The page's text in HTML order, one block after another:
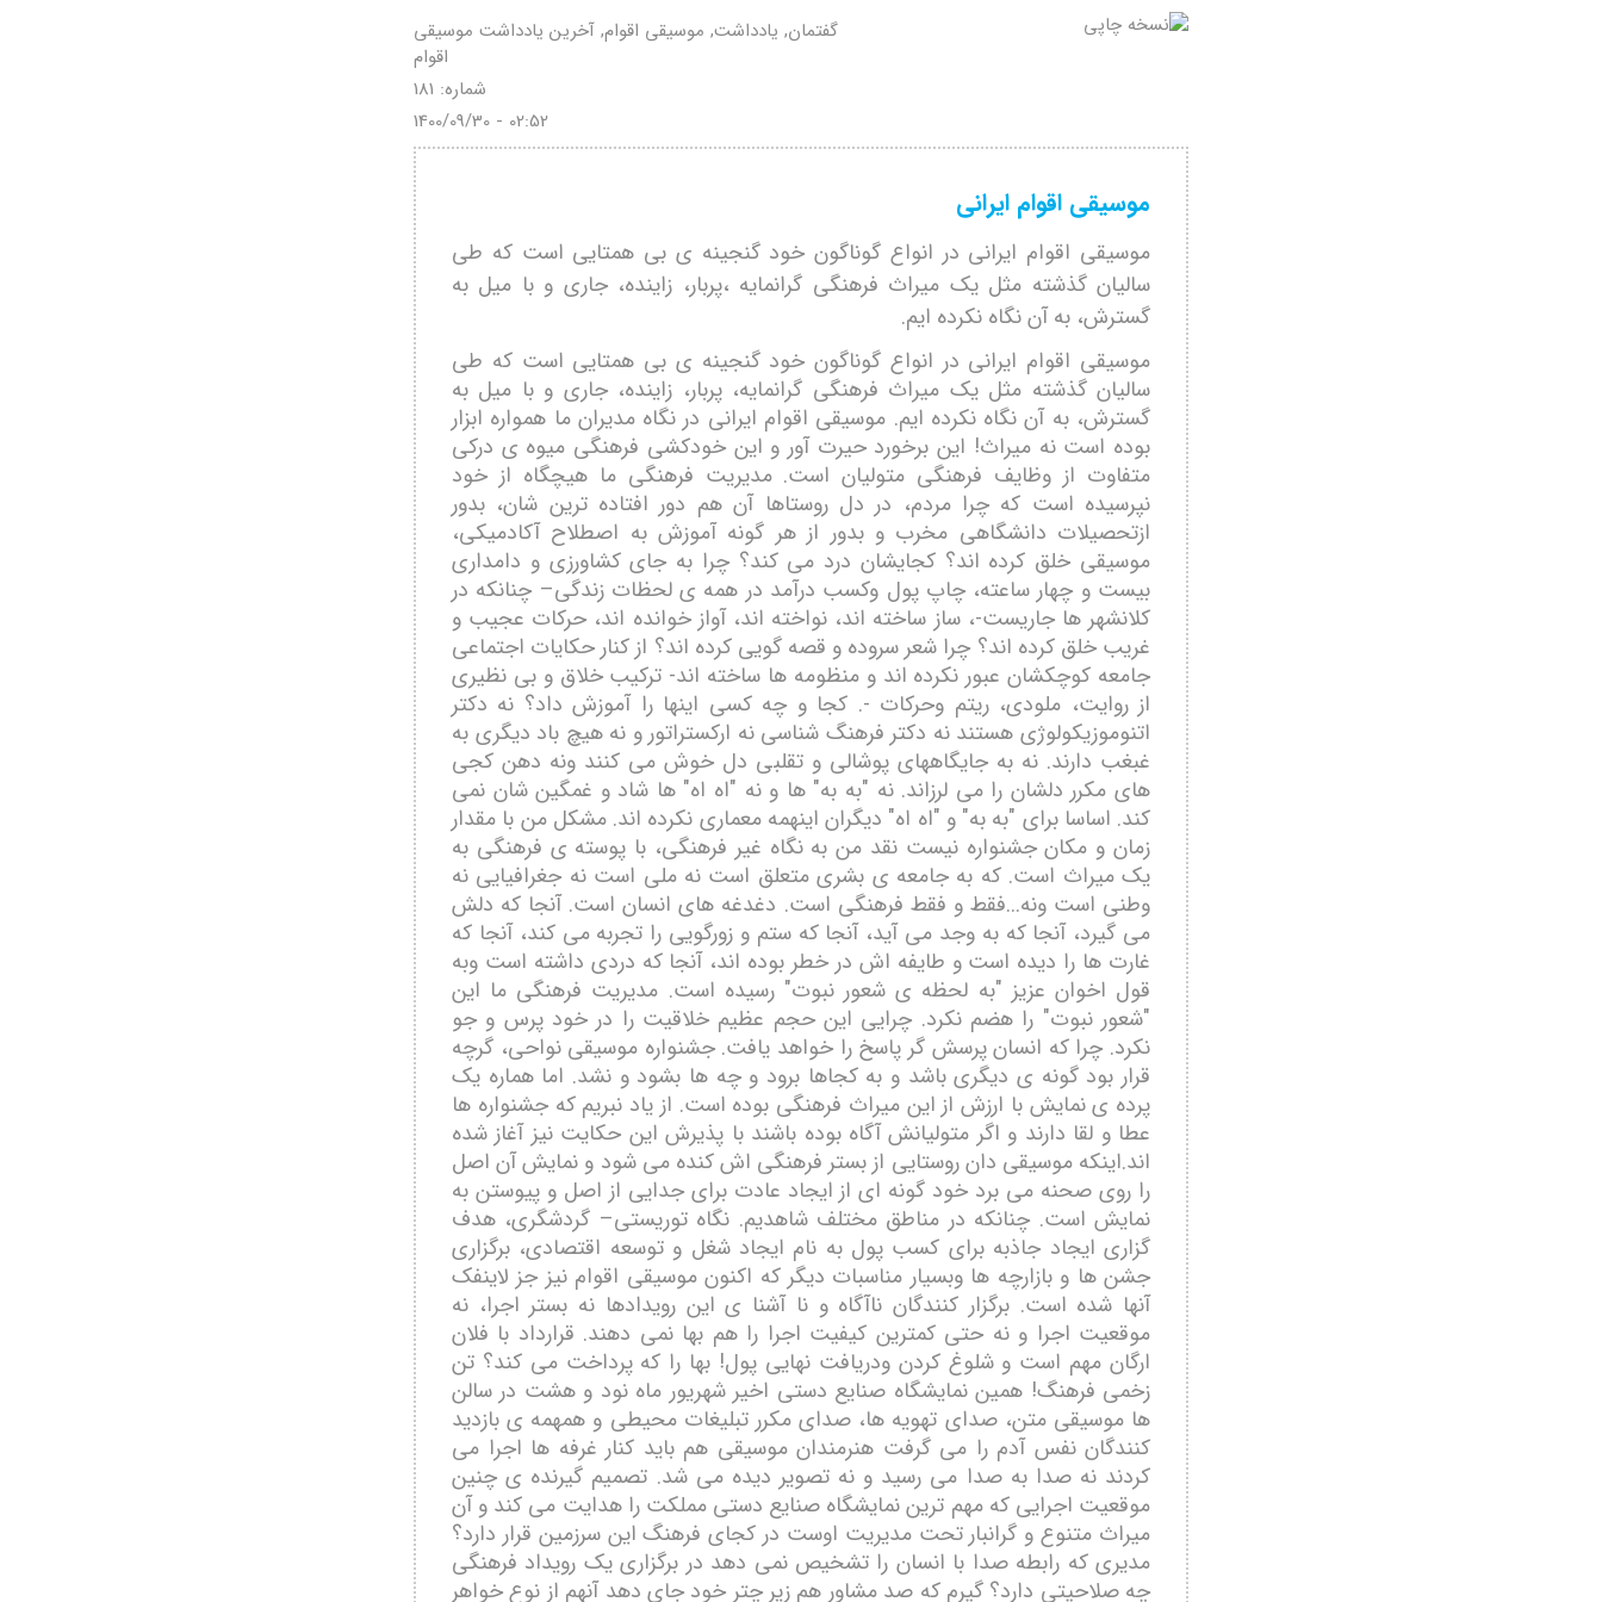
گفتمان, یادداشت, موسیقی اقوام, آخرین یادداشت موسیقی
اقوام
شماره: 181
1400/09/30 - 02:52
موسيقی اقوام ايرانی
موسيقی اقوام ايرانی در انواع گوناگون خود گنجينه ی بی ھمتايی است که طی
ساليان گذشته مثل يک ميراث فرھنگی گرانمايه ،پربار، زاينده، جاری و با ميل به
گسترش، به آن نگاه نکرده ايم.
موسيقی اقوام ايرانی در انواع گوناگون خود گنجينه ی بی ھمتايی است که طی
ساليان گذشته مثل يک ميراث فرھنگی گرانمايه، پربار، زاينده، جاری و با ميل به
گسترش، به آن نگاه نکرده ايم. موسيقی اقوام ايرانی در نگاه مديران ما ھمواره ابزار
بوده است نه ميراث! اين برخورد حيرت آور و اين خودکشی فرھنگی ميوه ی درکی
متفاوت از وظايف فرھنگی متوليان است. مديريت فرھنگی ما ھيچگاه از خود
نپرسيده است که چرا مردم، در دل روستاھا آن ھم دور افتاده ترين شان، بدور
ازتحصيلات دانشگاھی مخرب و بدور از ھر گونه آموزش به اصطلاح آکادميکی،
موسيقی خلق کرده اند؟ کجايشان درد می کند؟ چرا به جای کشاورزی و دامداری
بيست و چھار ساعته، چاپ پول وکسب درآمد در ھمه ی لحظات زندگی– چنانکه در
کلانشھر ھا جاريست-، ساز ساخته اند، نواخته اند، آواز خوانده اند، حرکات عجيب و
غريب خلق کرده اند؟ چرا شعر سروده و قصه گويی کرده اند؟ از کنار حکايات اجتماعی
جامعه کوچکشان عبور نکرده اند و منظومه ھا ساخته اند- ترکيب خلاق و بی نظيری
از روايت، ملودی، ريتم وحرکات -. کجا و چه کسی اينھا را آموزش داد؟ نه دکتر
اتنوموزيکولوژی ھستند نه دکتر فرھنگ شناسی نه ارکستراتور و نه ھيچ باد ديگری به
غبغب دارند. نه به جايگاھھای پوشالی و تقلبی دل خوش می کنند ونه دھن کجی
ھای مکرر دلشان را می لرزاند. نه "به به" ھا و نه "اه اه" ھا شاد و غمگين شان نمی
کند. اساسا برای "به به" و "اه اه" ديگران اينھمه معماری نکرده اند. مشکل من با مقدار
زمان و مکان جشنواره نيست نقد من به نگاه غير فرھنگی، با پوسته ی فرھنگی به
يک ميراث است. که به جامعه ی بشری متعلق است نه ملی است نه جغرافيايی نه
وطنی است ونه...فقط و فقط فرھنگی است. دغدغه ھای انسان است. آنجا که دلش
می گيرد، آنجا که به وجد می آيد، آنجا که ستم و زورگويی را تجربه می کند، آنجا که
غارت ھا را ديده است و طايفه اش در خطر بوده اند، آنجا که دردی داشته است وبه
قول اخوان عزيز "به لحظه ی شعور نبوت" رسيده است. مديريت فرھنگی ما اين
"شعور نبوت" را ھضم نکرد. چرايی اين حجم عظيم خلاقيت را در خود پرس و جو
نکرد. چرا که انسان پرسش گر پاسخ را خواھد يافت. جشنواره موسيقی نواحی، گرچه
قرار بود گونه ی ديگری باشد و به کجاھا برود و چه ھا بشود و نشد. اما ھماره يک
پرده ی نمايش با ارزش از اين ميراث فرھنگی بوده است. از ياد نبريم که جشنواره ھا
عطا و لقا دارند و اگر متوليانش آگاه بوده باشند با پذيرش اين حکايت نيز آغاز شده
اند.اينکه موسيقی دان روستايی از بستر فرھنگی اش کنده می شود و نمايش آن اصل
را روی صحنه می برد خود گونه ای از ايجاد عادت برای جدايی از اصل و پيوستن به
نمايش است. چنانکه در مناطق مختلف شاھديم. نگاه توريستی– گردشگری، ھدف
گزاری ايجاد جاذبه برای کسب پول به نام ايجاد شغل و توسعه اقتصادی، برگزاری
جشن ھا و بازارچه ھا وبسيار مناسبات ديگر که اکنون موسيقی اقوام نيز جز لاينفک
آنھا شده است. برگزار کنندگان ناآگاه و نا آشنا ی اين رويدادھا نه بستر اجرا، نه
موقعيت اجرا و نه حتی کمترين کيفيت اجرا را ھم بھا نمی دھند. قرارداد با فلان
ارگان مھم است و شلوغ کردن ودريافت نھايی پول! بھا را که پرداخت می کند؟ تن
زخمی فرھنگ! ھمين نمايشگاه صنايع دستی اخير شھريور ماه نود و ھشت در سالن
ھا موسيقی متن، صدای تھويه ھا، صدای مکرر تبليغات محيطی و ھمھمه ی بازديد
کنندگان نفس آدم را می گرفت ھنرمندان موسيقی ھم بايد کنار غرفه ھا اجرا می
کردند نه صدا به صدا می رسيد و نه تصوير ديده می شد. تصميم گيرنده ی چنين
موقعيت اجرايی که مھم ترين نمايشگاه صنايع دستی مملکت را ھدايت می کند و آن
ميراث متنوع و گرانبار تحت مديريت اوست در کجای فرھنگ اين سرزمين قرار دارد؟
مديری که رابطه صدا با انسان را تشخيص نمی دھد در برگزاری يک رويداد فرھنگی
چه صلاحيتی دارد؟ گيرم که صد مشاور ھم زير چتر خود جای دھد آنھم از نوع خواھر